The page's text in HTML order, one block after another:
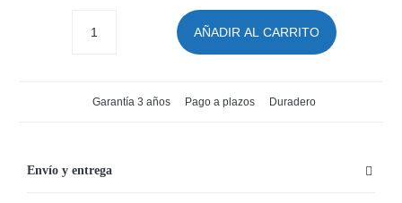
Bestway
AÑADIR AL CARRITO
Garantía 3 años Pago a plazos Duradero
Envío y entrega